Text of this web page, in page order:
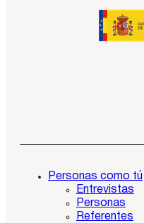
Personas como tú
Entrevistas
Personas
Referentes